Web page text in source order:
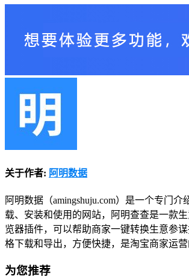
关于作者: 阿明数据
阿明数据（amingshuju.com）是一个专门
载、安装和使用的网站，阿明查查是一款
览器插件，可以帮助商家一键转换生意参
格下载和导出，方便快捷，是淘宝商家运营
为您推荐